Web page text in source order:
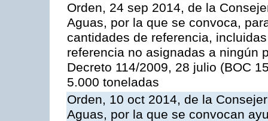
Orden, 24 sep 2014, de la
Aguas, por la que se convoca,
cantidades de referencia,
referencia no asignadas a ningún
Decreto 114/2009, 28 julio (BOC
5.000 toneladas
Orden, 10 oct 2014, de la
Aguas, por la que se convocan